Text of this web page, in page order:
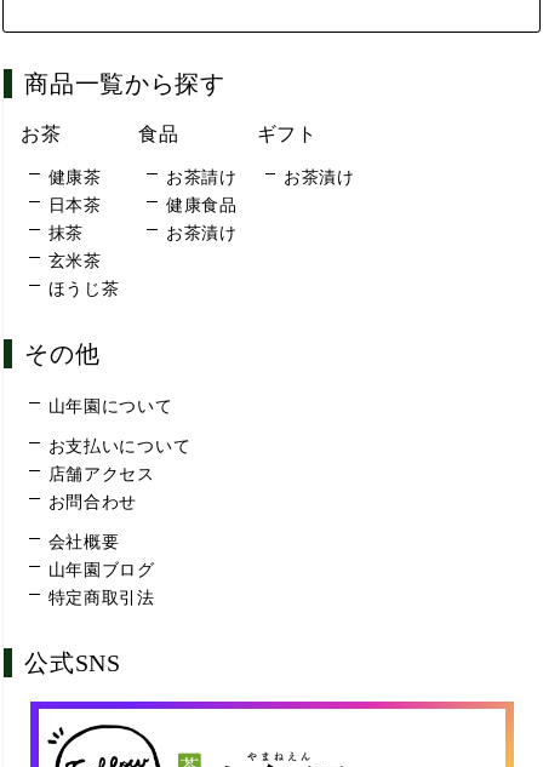
商品一覧から探す
お茶
健康茶
日本茶
抹茶
玄米茶
ほうじ茶
食品
お茶請け
健康食品
お茶漬け
ギフト
お茶漬け
その他
山年園について
お支払いについて
店舗アクセス
お問合わせ
会社概要
山年園ブログ
特定商取引法
公式SNS